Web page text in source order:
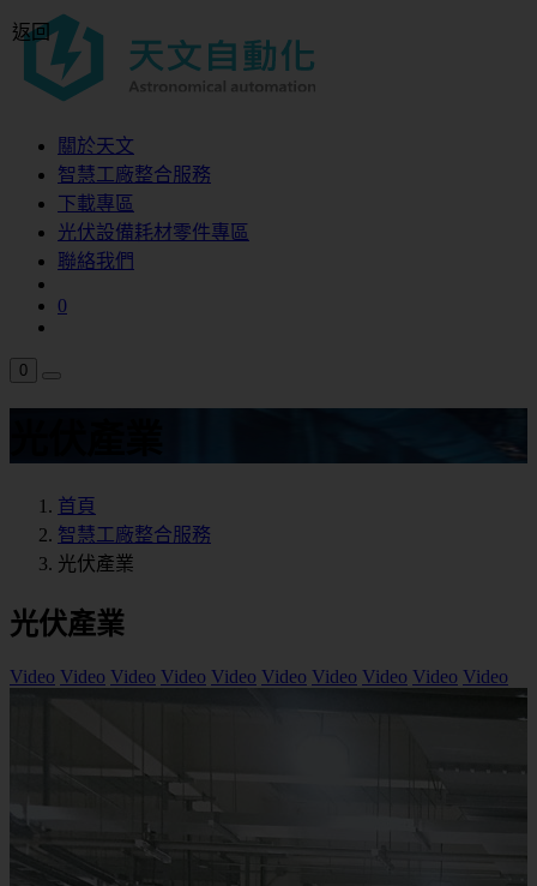
關於天文
智慧工廠整合服務
下載專區
光伏設備耗材零件專區
聯絡我們
0
0
首頁
智慧工廠整合服務
光伏產業
光伏產業
Video Video Video Video Video Video Video Video Video Video
返回